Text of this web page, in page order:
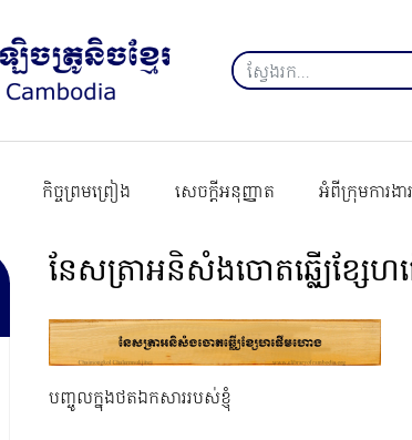
កិច្ចព្រមព្រៀង សេចក្ដីអនុញ្ញាត អំពីក្រុមការងារ
នែសត្រាអនិសំងចោតឆ្លើ្យខ្សែ
បញ្ចូលក្នុងថតឯកសាររបស់ខ្ញុំ